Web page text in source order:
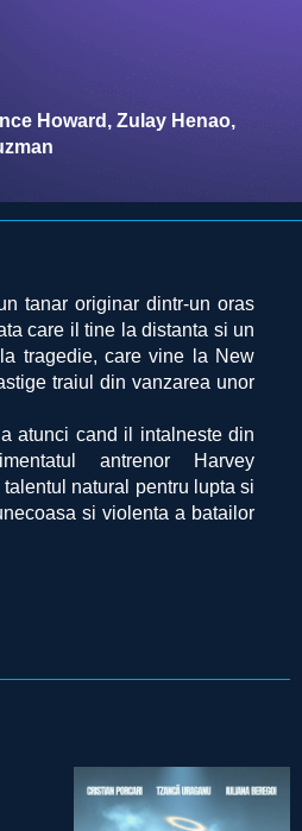
Howard, Zulay Henao,
tanar originar dintr-un oras
care il tine la distanta si un
tragedie, care vine la New
traiul din vanzarea unor
atunci cand il intalneste din
antrenor Harvey
natural pentru lupta si
si violenta a batailor